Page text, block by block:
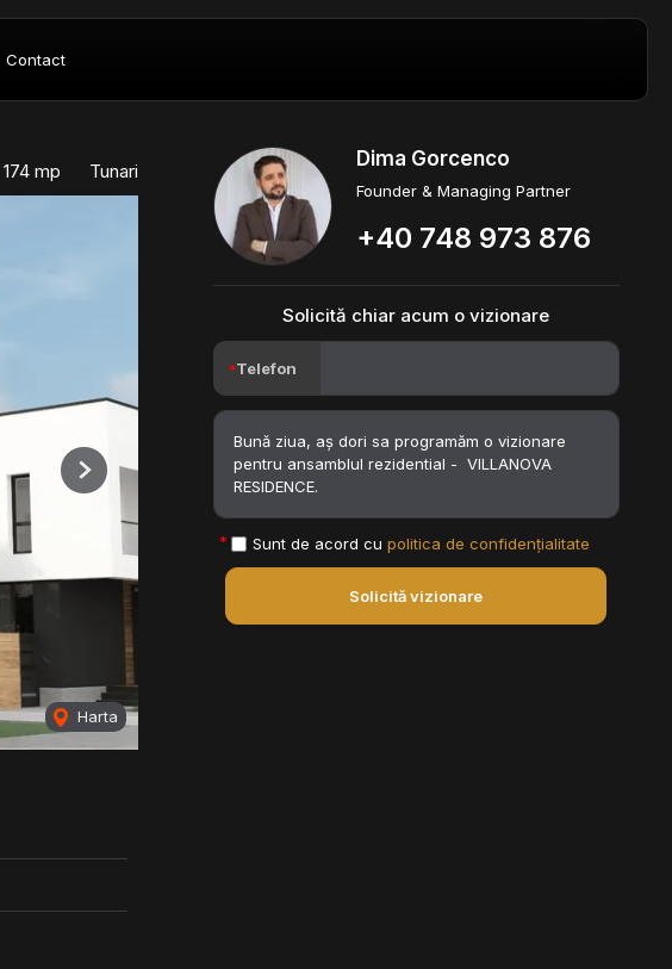
Contact
174 mp Tunari
Harta
Next
Dima Gorcenco
Founder & Managing Partner
+40 748 973 876
Solicită chiar acum o vizionare
Telefon
Sunt de acord cu politica de confidențialitate
Solicită vizionare